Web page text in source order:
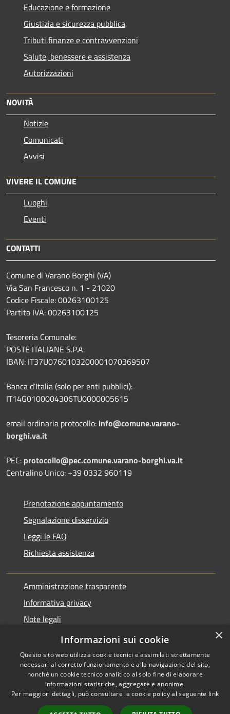
Educazione e formazione
Giustizia e sicurezza pubblica
Tributi,finanze e contravvenzioni
Salute, benessere e assistenza
Autorizzazioni
NOVITÀ
Notizie
Comunicati
Avvisi
VIVERE IL COMUNE
Luoghi
Eventi
CONTATTI
Comune di Varano Borghi (VA)
Via San Francesco n. 1 - 21020
Codice Fiscale: 00263100125
Partita IVA: 00263100125
Tesoreria Comunale:
POSTE ITALIANE S.P.A.
IBAN: IT37U0760103200001070369507
Banca d’Italia (solo per enti pubblici):
IT14G0100004306TU0000005615
email ordinaria protocollo: info@comune.varano-
borghi.va.it
PEC: protocollo@pec.comune.varano-borghi.va.it
Centralino Unico: +39 0332 960119
Prenotazione appuntamento
Segnalazione disservizio
Leggi le FAQ
Richiesta assistenza
Amministrazione trasparente
Informativa privacy
Note legali
Dichiarazione di accessibilità
Accessibilità
Copyright © 2026 • Comune di
Varano Borghi • Powered by
×
Informazioni sui cookie
Questo sito web utilizza cookie tecnici e assimilati strettamente
necessari al corretto funzionamento e alla navigazione del sito,
nonché un cookie tecnico analitico al solo fine di elaborare
informazioni statistiche, aggregate e anonime.
Per maggiori dettagli, può consultare la cookie policy al seguente link